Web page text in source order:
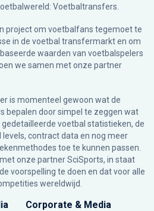
Voetbaltransfers.
project om voetbalfans tegemoet te
in de voetbal transfermarkt en om
waarden van voetbalspelers
we samen met onze partner
is momenteel gewoon wat de
bepalen door simpel te zeggen wat
voetbal statistieken, de
contract data en nog meer
toe te kunnen passen.
onze partner SciSports, in staat
voorspelling te doen en dat voor alle
wereldwijd.
Corporate & Media